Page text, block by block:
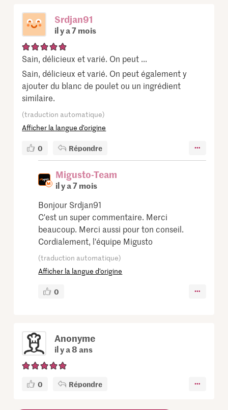
Srdjan91
il y a 7 mois
Sain, délicieux et varié. On peut ...
Sain, délicieux et varié. On peut également y
ajouter du blanc de poulet ou un ingrédient
similaire.
(traduction automatique)
Afficher la langue d’origine
0 Répondre
Migusto-Team
il y a 7 mois
Bonjour Srdjan91
C'est un super commentaire. Merci
beaucoup. Merci aussi pour ton conseil.
Cordialement, l'équipe Migusto
(traduction automatique)
Afficher la langue d’origine
0
Anonyme
il y a 8 ans
0 Répondre